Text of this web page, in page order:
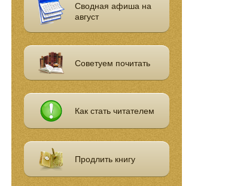
Сводная афиша на
август
Советуем почитать
Как стать читателем
Продлить книгу